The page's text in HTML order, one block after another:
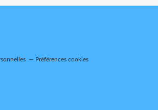
Préférences cookies